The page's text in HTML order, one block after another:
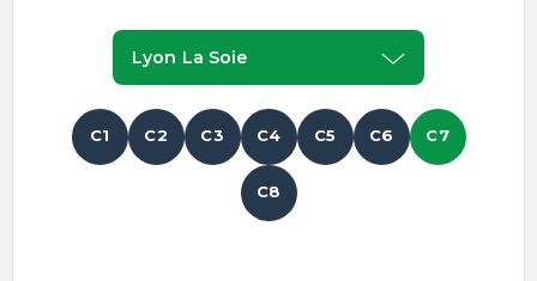
Lyon La Soie
C1 C2 C3 C4 C5 C6 C7
C8